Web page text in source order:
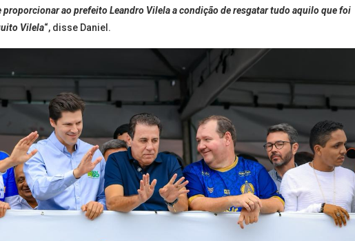
proporcionar ao prefeito Leandro Vilela a condição de resgatar tudo aquilo que foi
Vilela“, disse Daniel.